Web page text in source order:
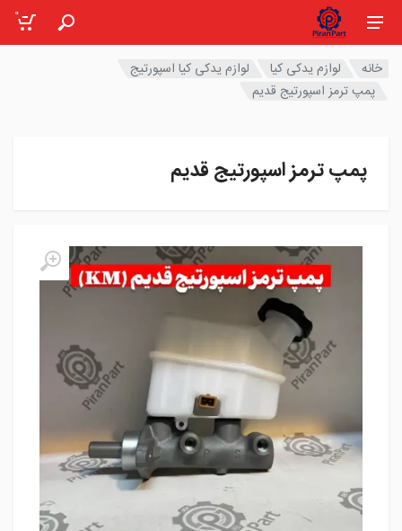
0
خانه لوازم یدکی کیا
لوازم یدکی کیا اسپورتیج
پمپ ترمز اسپورتیج قدیم
پمپ ترمز اسپورتیج قدیم